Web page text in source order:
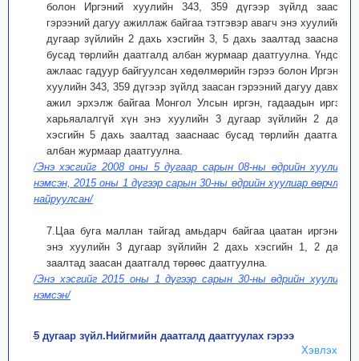
болон Иргэний хуулийн 343, 359 дүгээр зүйлд заасан
гэрээний дагуу ажиллаж байгаа тэтгэвэр авагч энэ хуулийн 3
дугаар зүйлийн 2 дахь хэсгийн 3, 5 дахь заалтад зааснаас
бусад төрлийн даатгалд албан журмаар даатгуулна. Үндсэн
ажлаас гадуур байгуулсан хөдөлмөрийн гэрээ болон Иргэний
хуулийн 343, 359 дүгээр зүйлд заасан гэрээний дагуу давхар
ажил эрхэлж байгаа Монгол Улсын иргэн, гадаадын иргэн,
харьяалалгүй хүн энэ хуулийн 3 дугаар зүйлийн 2 дахь
хэсгийн 5 дахь заалтад зааснаас бусад төрлийн даатгалд
албан журмаар даатгуулна.
/Энэ хэсгийг 2008 оны 5 дугаар сарын 08-ны өдрийн хуулиар
нэмсэн, 2015 оны 1 дүгээр сарын 30-ны өдрийн хуулиар өөрчлөн
найруулсан/
7.Цаа буга маллан тайгад амьдарч байгаа цаатан иргэнийг
энэ хуулийн 3 дугаар зүйлийн 2 дахь хэсгийн 1, 2 дахь
заалтад заасан даатгалд төрөөс даатгуулна.
/Энэ хэсгийг 2015 оны 1 дүгээр сарын 30-ны өдрийн хуулиар
нэмсэн/
5 дугаар зүйл.Нийгмийн даатгалд даатгуулах гэрээ
Хэвлэх